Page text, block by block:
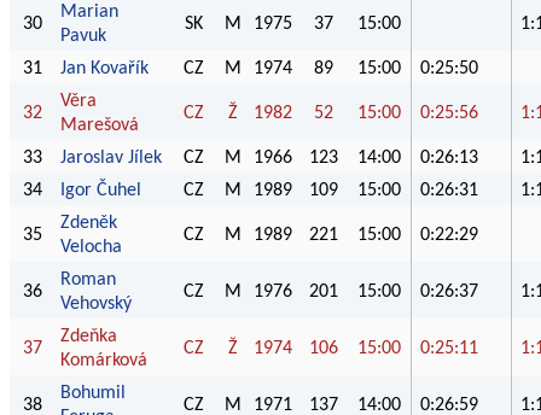
30
Marian
Pavuk
SK M 1975 37 15:00
31 Jan Kovařík CZ M 1974 89 15:00 0:25:50
32
Věra
Marešová
CZ Ž 1982 52 15:00 0:25:56
33 Jaroslav Jílek CZ M 1966 123 14:00 0:26:13
34
Igor Čuhel CZ M 1989 109 15:00 0:26:31
35
Zdeněk
Velocha
CZ M 1989 221 15:00 0:22:29
36
Roman
Vehovský
CZ M 1976 201 15:00 0:26:37
37
Zdeňka
Komárková
CZ Ž 1974 106 15:00 0:25:11
38
Bohumil
CZ M 1971 137 14:00 0:26:59